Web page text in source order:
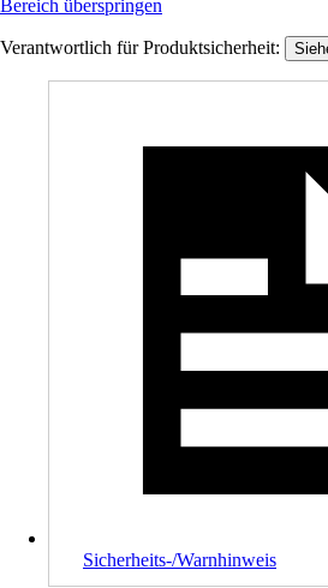
Bereich überspringen
Verantwortlich für Produktsicherheit:
Sicherheits-/Warnhinweis